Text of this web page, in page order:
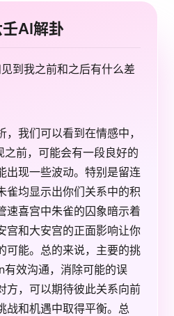
AI解卦
到我之前和之后有什么差
我们可以看到在情感中，
前，可能会有一段良好的
出现一些波动。特别是留连
雀均显示出你们关系中的积
速喜宫中朱雀的囚象暗示着
宫和大安宫的正面影响让你
可能。总的来说，主要的挑
效沟通，消除可能的误
方，可以期待彼此关系向前
战和机遇中取得平衡。总